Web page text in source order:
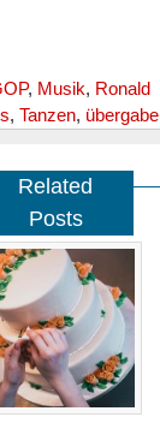
, Musik, Ronald
, Tanzen, übergabe
Related
Posts